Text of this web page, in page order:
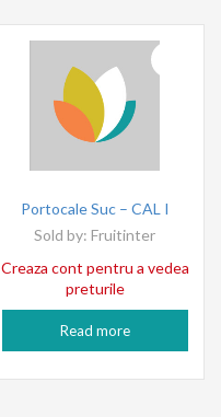
Portocale Suc – CAL I
Sold by: Fruitinter
Creaza cont pentru a vedea
preturile
Read more